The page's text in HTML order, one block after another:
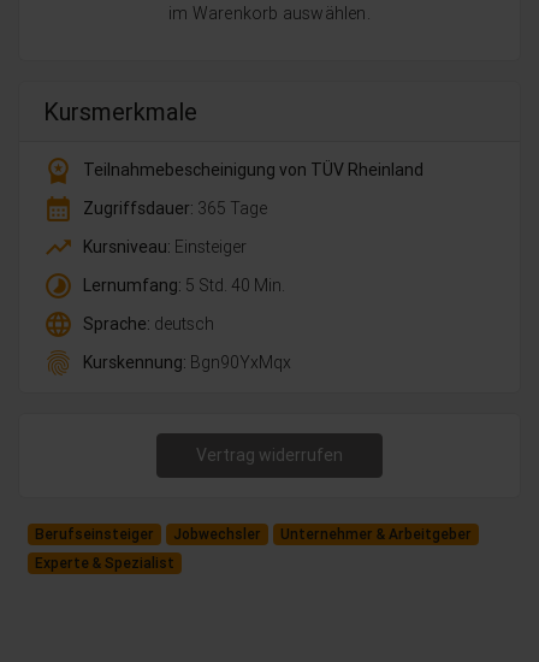
im Warenkorb auswählen.
Kursmerkmale
workspace_premium
Teilnahmebescheinigung von TÜV Rheinland
calendar_month Zugriffsdauer: 365 Tage
trending_up Kursniveau: Einsteiger
timelapse Lernumfang: 5 Std. 40 Min.
language Sprache: deutsch
fingerprint Kurskennung: Bgn90YxMqx
Vertrag widerrufen
Berufseinsteiger Jobwechsler
Unternehmer & Arbeitgeber
Experte & Spezialist